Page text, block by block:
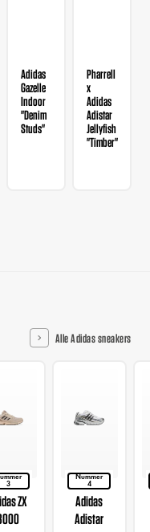
Adidas
Gazelle
Indoor
"Denim
Studs"
Pharrell
x
Adidas
Adistar
Jellyfish
"Timber"
Alle Adidas sneakers
3
ZX
Nummer
4
Adidas
Adistar